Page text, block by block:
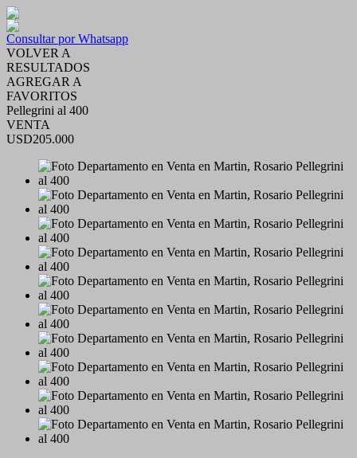
Consultar por Whatsapp
VOLVER A
RESULTADOS
AGREGAR A
FAVORITOS
Pellegrini al 400
VENTA
USD205.000